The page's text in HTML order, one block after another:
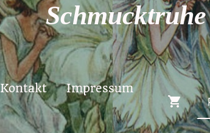
Schmucktruhe
Kontakt
Impressum